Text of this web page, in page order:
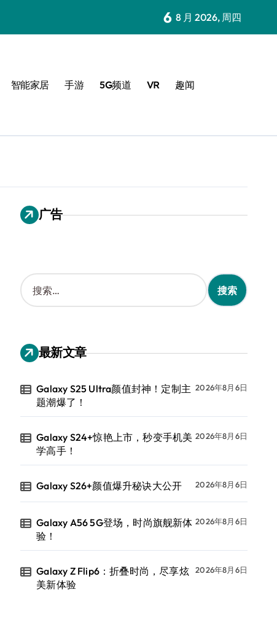
6 8 月 2026, 周四
智能家居 手游 5G频道 VR 趣闻
广告
搜
索
：
最新文章
Galaxy S25 Ultra颜值封神！定制主
题潮爆了！
2026年8月6日
Galaxy S24+惊艳上市，秒变手机美
学高手！
2026年8月6日
Galaxy S26+颜值爆升秘诀大公开 2026年8月6日
Galaxy A56 5G登场，时尚旗舰新体
验！
2026年8月6日
Galaxy Z Flip6：折叠时尚，尽享炫
美新体验
2026年8月6日